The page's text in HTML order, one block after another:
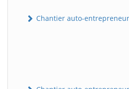
Chantier auto-